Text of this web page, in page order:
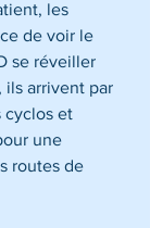
les
de voir le
se réveiller
ils arrivent par
cyclos et
une
routes de